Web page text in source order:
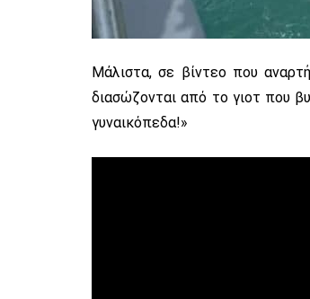
Μάλιστα, σε βίντεο που
διασώζονται από το γιοτ που
γυναικόπεδα!»